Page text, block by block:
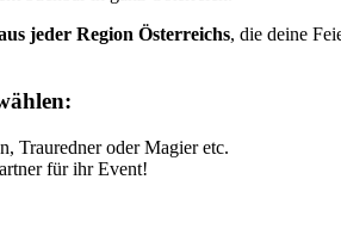
jeder Region Österreichs, die deine
Trauredner oder Magier etc.
für ihr Event!